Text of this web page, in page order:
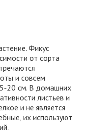
Фикус
от сорта
и совсем
20 см. В домашних
листьев и
и не является
их используют